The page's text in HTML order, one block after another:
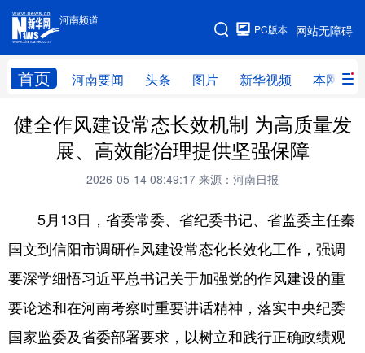
河南频道
网站无障碍
PC版本
首页 河南要闻 头条 图片 新华视频 本网原创
河南频道
网站地图
频道首页 河南要闻 头条
图片 本网原创 新华访谈
新华社记者看河南 领导活动报道集
廉政 人事 新华视频
专题 网群推广 地方动态
民生社会 医疗健康 金融兴豫
健全作风建设常态长效机制 为高质量发
展、高效能治理提供坚强保障
2026-05-14 08:49:17 来源：河南日报
5月13日，省委常委、省纪委书记、省监委主任秦
国文到信阳市调研作风建设常态化长效化工作，强调
要深学细悟习近平总书记关于加强党的作风建设的重
要论述和在河南考察时重要讲话精神，落实中央纪委
国家监委及省委部署要求，以树立和践行正确政绩观